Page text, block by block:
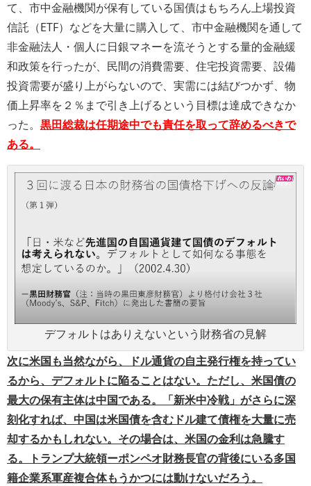
て、市中金融機関が保有している国債はもちろん上場投資
信託（ETF）などを大量に購入して、市中金融機関を通して
非金融法人・個人に日銀マネーを流そうとする量的金融緩
和政策を行ったが、民間の消費需要、住宅投資需要、設備
投資需要が盛り上がらないので、実需には結びつかず、物
価上昇率を２％まで引き上げるという目標は達成できなか
った。 黒田総裁は任期途中でも責任を取って辞めるべきで
ある。
デフォルトはありえないという財務省の見解
次に米国も当然ながら、ドル通貨の自主発行権を持ってい
るから、デフォルトに陥ることはない。ただし、米国債の
最大の保有主体は中国である。「新米中冷戦」がさらに深
刻化すれば、中国は米国債を含むドル建て債権を大量に売
却するかもしれない。その場合は、米国の金利は急騰す
る。トランプ大統領ーポンペオ財務長官の背後にいる多国
籍企業系軍産複合体もうかつには動けないだろう。